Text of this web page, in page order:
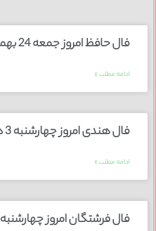
فال حافظ امروز جمعه 24 بهمن 1404
ادامه مطلب »
فال هندی امروز چهارشنبه 3 دی 1404
ادامه مطلب »
فال فرشتگان امروز چهارشنبه 3 دی 1404